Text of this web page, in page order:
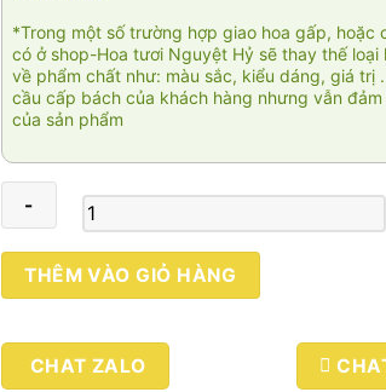
*Trong một số trường hợp giao hoa gấp, hoặc
có ở shop-Hoa tươi Nguyệt Hỷ sẽ thay thế
về phẩm chất như: màu sắc, kiểu dáng, giá trị
cầu cấp bách của khách hàng nhưng vẫn
của sản phẩm
Tình
nồng
lượng
THÊM VÀO GIỎ HÀNG
CHAT ZALO